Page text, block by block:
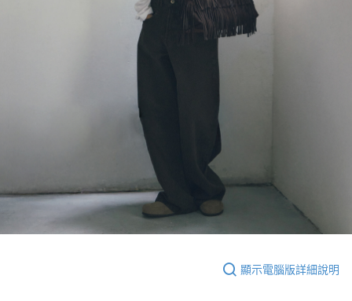
顯示電腦版詳細說明